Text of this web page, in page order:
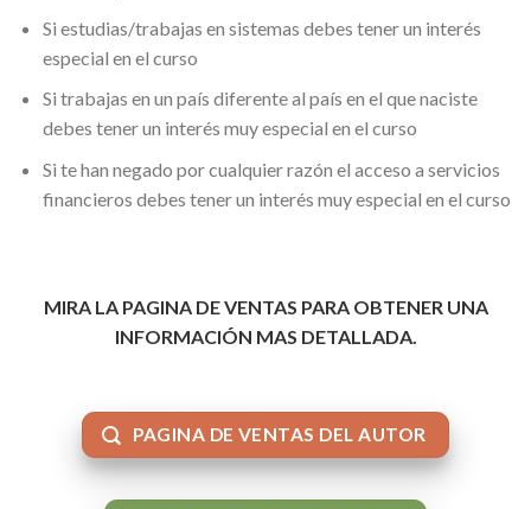
Si estudias/trabajas en sistemas debes tener un interés
especial en el curso
Si trabajas en un país diferente al país en el que naciste
debes tener un interés muy especial en el curso
Si te han negado por cualquier razón el acceso a servicios
financieros debes tener un interés muy especial en el curso
MIRA LA PAGINA DE VENTAS PARA OBTENER UNA
INFORMACIÓN MAS DETALLADA.
PAGINA DE VENTAS DEL AUTOR